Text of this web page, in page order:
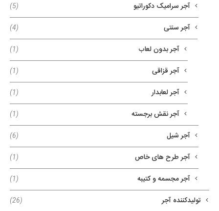
آجر سرامیک دکوراتیو (5)
آجر سنتی (4)
آجر بدون لعاب (1)
آجر قزاقی (1)
آجر لعابدار (1)
آجر نقش برجسته (1)
آجر شیل (6)
آجر طرح های خاص (1)
آجر مجسمه و کتیبه (1)
تولیدکننده آجر (26)